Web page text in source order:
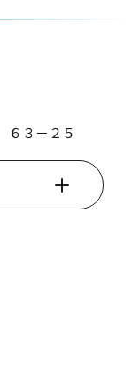
３－２５